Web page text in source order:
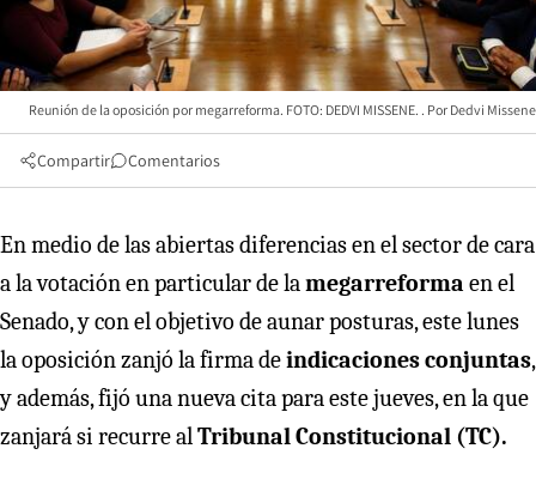
Reunión de la oposición por megarreforma. FOTO: DEDVI MISSENE. Dedvi Missene
Compartir Comentarios
En medio de las abiertas diferencias en el sector de cara
a la votación en particular de lamegarreforma en el
Senado, y con el objetivo de aunar posturas, este lunes
la oposición zanjó la firma deindicaciones conjuntas,
y además, fijó una nueva cita para este jueves, en la que
zanjará si recurre alTribunal Constitucional (TC).